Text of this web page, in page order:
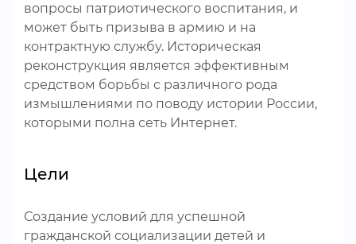
вопросы патриотического воспитания, и
может быть призыва в армию и на
контрактную службу. Историческая
реконструкция является эффективным
средством борьбы с различного рода
измышлениями по поводу истории России,
которыми полна сеть Интернет.
Цели
Создание условий для успешной
гражданской социализации детей и